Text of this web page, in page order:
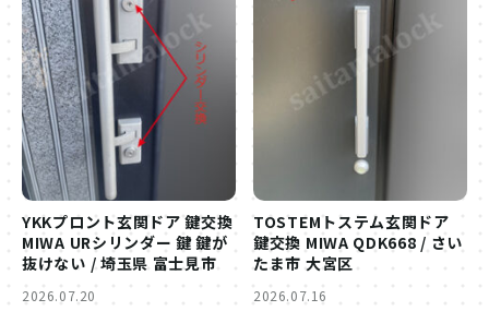
YKKプロント玄関ドア 鍵交換
MIWA URシリンダー 鍵 鍵が
抜けない / 埼玉県 富士見市
2026.07.20
TOSTEMトステム玄関ドア
鍵交換 MIWA QDK668 / さい
たま市 大宮区
2026.07.16